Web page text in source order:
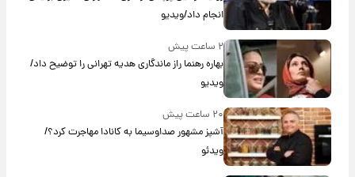
انجام داد/ویدیو
۲ ساعت پیش
بهاره رهنما راز ماندگاری هدیه تهرانی را توضیح داد/
ویدیو
۲۰ ساعت پیش
آشپز مشهور صداوسیما به کانادا مهاجرت کرد؟/
ویدئو